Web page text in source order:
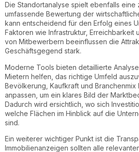
Die Standortanalyse spielt ebenfalls eine
umfassende Bewertung der
kann entscheidend für den Erfolg eines
Faktoren wie Infrastruktur, Erreichbarkeit
von Mitbewerbern beeinflussen die
Geschäftsgegend stark.
Moderne Tools bieten detaillierte
Mietern helfen, das richtige Umfeld
Bevölkerung, Kaufkraft und Branchenmix
anpassen, um ein klares Bild der
Dadurch wird ersichtlich, wo sich
welche Flächen im Hinblick auf die
sind.
Ein weiterer wichtiger Punkt ist die
Immobilienanzeigen sollten alle